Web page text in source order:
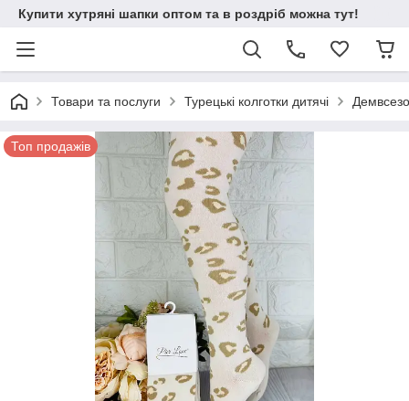
Купити хутряні шапки оптом та в роздріб можна тут!
Товари та послуги Турецькі колготки дитячі
Топ продажів